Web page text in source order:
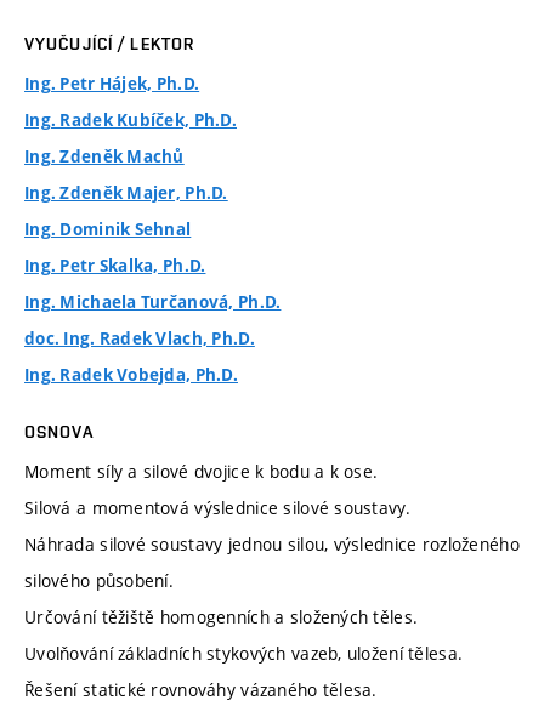
VYUČUJÍCÍ / LEKTOR
Ing. Petr Hájek, Ph.D.
Ing. Radek Kubíček, Ph.D.
Ing. Zdeněk Machů
Ing. Zdeněk Majer, Ph.D.
Ing. Dominik Sehnal
Ing. Petr Skalka, Ph.D.
Ing. Michaela Turčanová, Ph.D.
doc. Ing. Radek Vlach, Ph.D.
Ing. Radek Vobejda, Ph.D.
OSNOVA
Moment síly a silové dvojice k bodu a k ose.
Silová a momentová výslednice silové soustavy.
Náhrada silové soustavy jednou silou, výslednice rozloženého
silového působení.
Určování těžiště homogenních a složených těles.
Uvolňování základních stykových vazeb, uložení tělesa.
Řešení statické rovnováhy vázaného tělesa.